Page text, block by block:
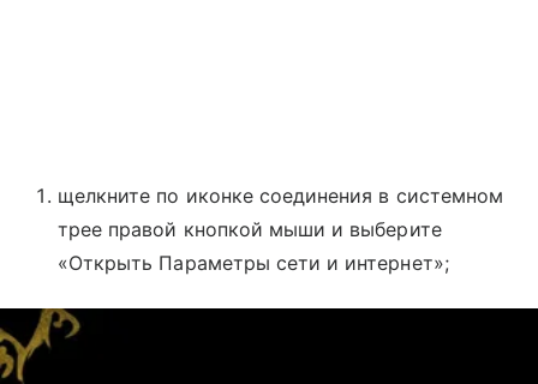
щелкните по иконке соединения в системном
трее правой кнопкой мыши и выберите
«Открыть Параметры сети и интернет»;